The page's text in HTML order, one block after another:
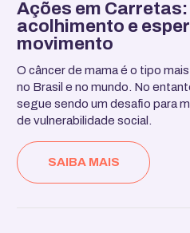
Ações em
acolhimento e
movimento
O câncer de mama é o tipo
no Brasil e no mundo. No
segue sendo um desafio para
de vulnerabilidade social.
SAIBA MAIS